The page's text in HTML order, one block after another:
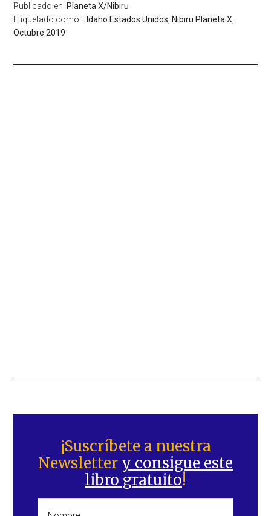
Publicado en: Planeta X/Nibiru
Etiquetado como:: Idaho Estados Unidos Nibiru Planeta X
Octubre 2019
lateral
principal
¡Suscríbete a nuestra
Newsletter y consigue este
libro gratuito!